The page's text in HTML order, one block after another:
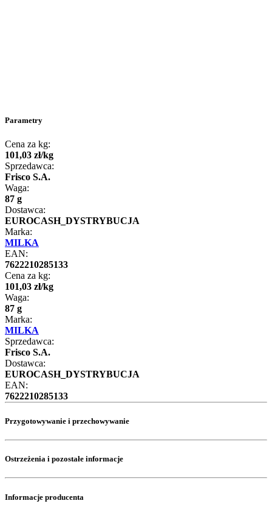
Parametry
Cena za kg:
101,03 zł/kg
Sprzedawca:
Frisco S.A.
Waga:
87 g
Dostawca:
EUROCASH_DYSTRYBUCJA
Marka:
MILKA
EAN:
7622210285133
Cena za kg:
101,03 zł/kg
Waga:
87 g
Marka:
MILKA
Sprzedawca:
Frisco S.A.
Dostawca:
EUROCASH_DYSTRYBUCJA
EAN:
7622210285133
Przygotowywanie i przechowywanie
Ostrzeżenia i pozostałe informacje
Informacje producenta